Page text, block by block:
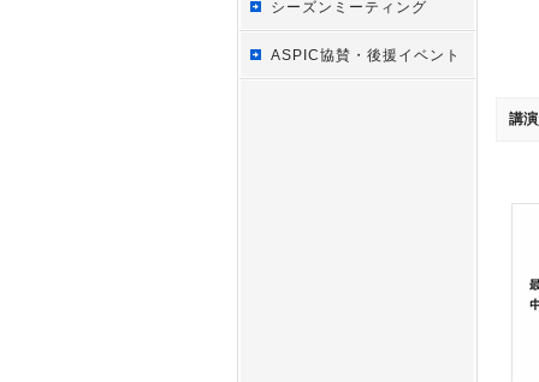
シーズンミーティング
ASPIC協賛・後援イベント
講